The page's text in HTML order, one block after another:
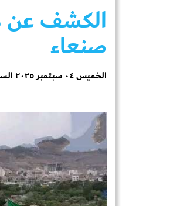
الكشف عن
صنعاء
الخميس ٠٤ سبتمبر ٢٠٢٥ الساعة ٠٧:١٠ مساءً